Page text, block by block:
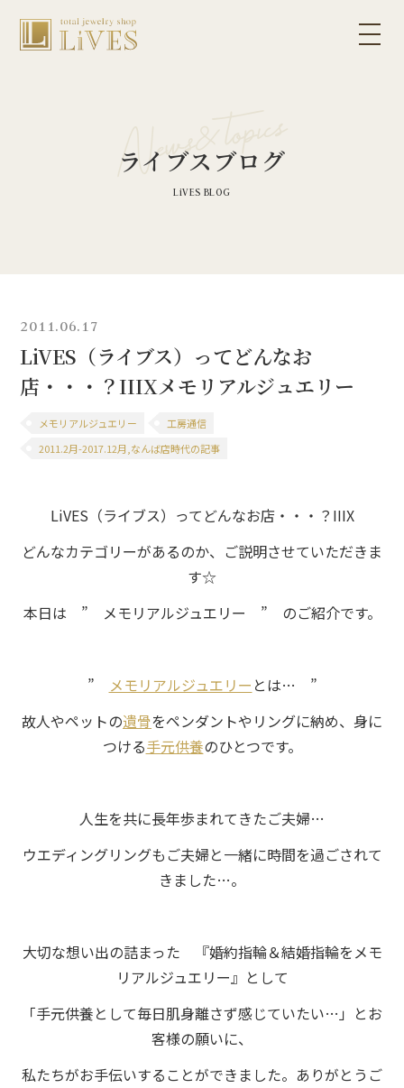
ライブスブログ
2011.06.17
LiVES（ライブス）ってどんなお
店・・・？IIIXメモリアルジュエリー
メモリアルジュエリー
工房通信
2011.2月-2017.12月,なんば店時代の記事
LiVES（ライブス）ってどんなお店・・・？IIIX
どんなカテゴリーがあるのか、ご説明させていただきま
す☆
本日は ” メモリアルジュエリー ” のご紹介です。
” メモリアルジュエリー とは… ”
故人やペットの遺骨をペンダントやリングに納め、身に
つける手元供養のひとつです。
人生を共に長年歩まれてきたご夫婦…
ウエディングリングもご夫婦と一緒に時間を過ごされて
きました…。
大切な想い出の詰まった 『婚約指輪＆結婚指輪をメモ
リアルジュエリー』として
「手元供養として毎日肌身離さず感じていたい…」とお
客様の願いに、
私たちがお手伝いすることができました。ありがとうご